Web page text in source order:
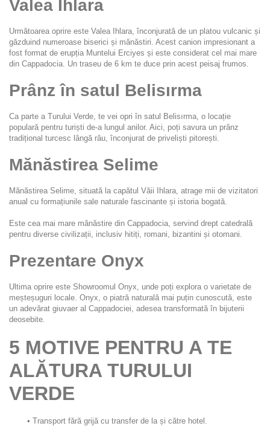
Valea Ihlara
Următoarea oprire este Valea Ihlara, înconjurată de un platou vulcanic și
găzduind numeroase biserici și mănăstiri. Acest canion impresionant a
fost format de erupția Muntelui Erciyes și este considerat cel mai mare
din Cappadocia. Un traseu de 6 km te duce prin acest peisaj frumos.
Prânz în satul Belisırma
Ca parte a Turului Verde, te vei opri în satul Belisırma, o locație
populară pentru turiști de-a lungul anilor. Aici, poți savura un prânz
tradițional turcesc lângă râu, înconjurat de priveliști pitorești.
Mănăstirea Selime
Mănăstirea Selime, situată la capătul Văii Ihlara, atrage mii de vizitatori
anual cu formațiunile sale naturale fascinante și istoria bogată.
Este cea mai mare mănăstire din Cappadocia, servind drept catedrală
pentru diverse civilizații, inclusiv hitiți, romani, bizantini și otomani.
Prezentare Onyx
Ultima oprire este Showroomul Onyx, unde poți explora o varietate de
meșteșuguri locale. Onyx, o piatră naturală mai puțin cunoscută, este
un adevărat giuvaer al Cappadociei, adesea transformată în bijuterii
deosebite.
5 MOTIVE PENTRU A TE
ALĂTURA TURULUI
VERDE
Transport fără grijă cu transfer de la și către hotel.